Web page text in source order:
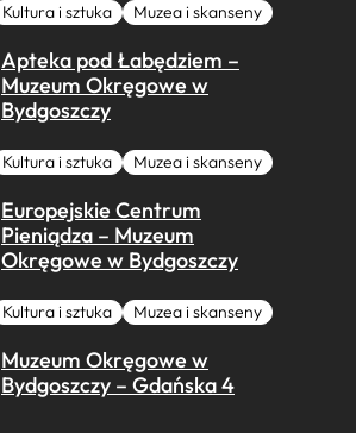
Kultura i sztuka Muzea i skanseny
Apteka pod Łabędziem –
Muzeum Okręgowe w
Bydgoszczy
Kultura i sztuka Muzea i skanseny
Europejskie Centrum
Pieniądza – Muzeum
Okręgowe w Bydgoszczy
Kultura i sztuka Muzea i skanseny
Muzeum Okręgowe w
Bydgoszczy – Gdańska 4